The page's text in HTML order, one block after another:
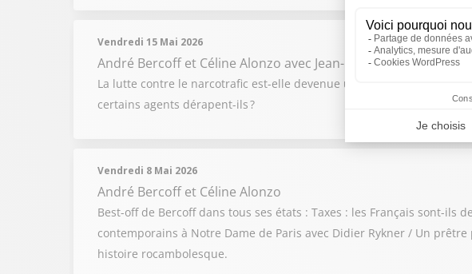
Vendredi 15 Mai 2026
André Bercoff et Céline Alonzo avec Jean-Pierre Colombiès
La lutte contre le narcotrafic est-elle devenue une mascarade ? La
certains agents dérapent-ils ?
Vendredi 8 Mai 2026
André Bercoff et Céline Alonzo
Best-off de Bercoff dans tous ses états : Taxes : les Français sont-ils
contemporains à Notre Dame de Paris avec Didier Rykner / Un
histoire rocambolesque.